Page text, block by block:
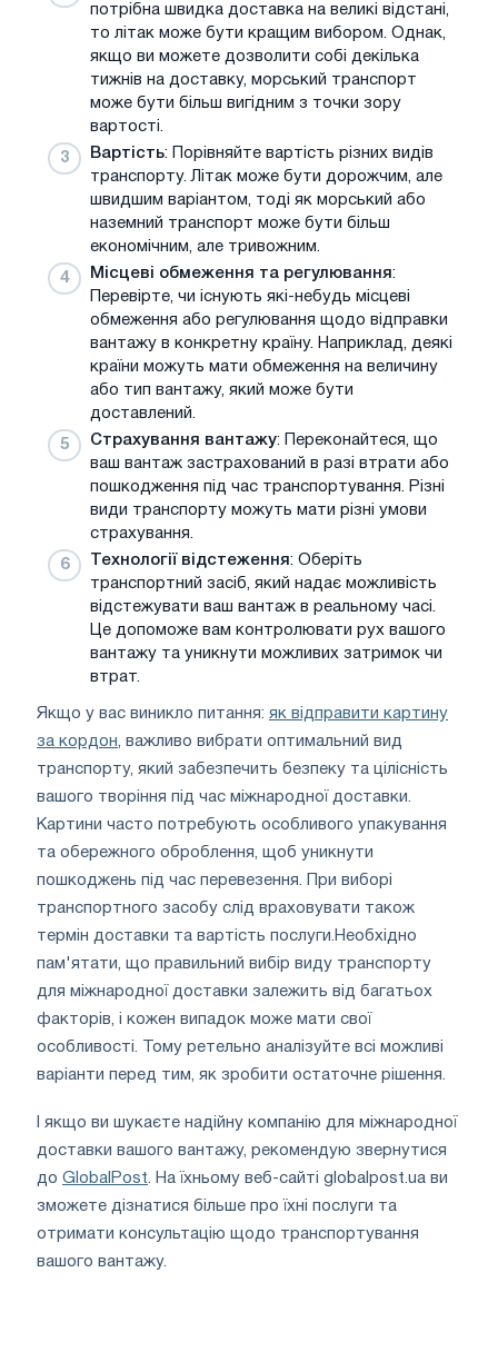
потрібна швидка доставка на великі відстані,
то літак може бути кращим вибором. Однак,
якщо ви можете дозволити собі декілька
тижнів на доставку, морський транспорт
може бути більш вигідним з точки зору
вартості.
Вартість: Порівняйте вартість різних видів
транспорту. Літак може бути дорожчим, але
швидшим варіантом, тоді як морський або
наземний транспорт може бути більш
економічним, але тривожним.
Місцеві обмеження та регулювання:
Перевірте, чи існують які-небудь місцеві
обмеження або регулювання щодо відправки
вантажу в конкретну країну. Наприклад, деякі
країни можуть мати обмеження на величину
або тип вантажу, який може бути
доставлений.
Страхування вантажу: Переконайтеся, що
ваш вантаж застрахований в разі втрати або
пошкодження під час транспортування. Різні
види транспорту можуть мати різні умови
страхування.
Технології відстеження: Оберіть
транспортний засіб, який надає можливість
відстежувати ваш вантаж в реальному часі.
Це допоможе вам контролювати рух вашого
вантажу та уникнути можливих затримок чи
втрат.
Якщо у вас виникло питання: як відправити картину
за кордон , важливо вибрати оптимальний вид
транспорту, який забезпечить безпеку та цілісність
вашого творіння під час міжнародної доставки.
Картини часто потребують особливого упакування
та обережного оброблення, щоб уникнути
пошкоджень під час перевезення. При виборі
транспортного засобу слід враховувати також
термін доставки та вартість послуги.Необхідно
пам'ятати, що правильний вибір виду транспорту
для міжнародної доставки залежить від багатьох
факторів, і кожен випадок може мати свої
особливості. Тому ретельно аналізуйте всі можливі
варіанти перед тим, як зробити остаточне рішення.
І якщо ви шукаєте надійну компанію для міжнародної
доставки вашого вантажу, рекомендую звернутися
до GlobalPost . На їхньому веб-сайті globalpost.ua ви
зможете дізнатися більше про їхні послуги та
отримати консультацію щодо транспортування
вашого вантажу.